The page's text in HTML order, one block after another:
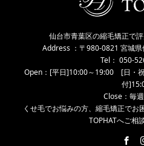
仙台市青葉区の縮毛矯正で評
Address ：〒980-0821 宮城
Tel： 050-
Open：[平日]10:00～19:00 [日・
付
Close：毎
くせ毛でお悩みの方、縮毛矯正で
TOPHATへご相